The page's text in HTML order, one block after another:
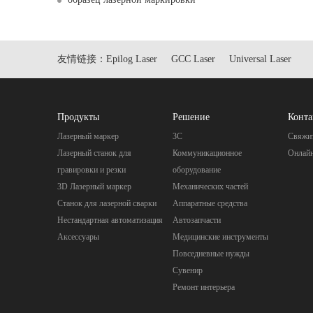
友情链接： Epilog Laser GCC Laser Universal Laser
Продукты
Лазерный маркер
Лазерный станок для
гравировки и резки
3D Лазерный маркер
Станок для лазерной сварки
Нестандартная автоматизация
Аксессуары
Pешение
3C
Коммуникационное
оборудование
Механических частей
Aппаратные средства
Автозапчасти
Mедицинские инструменты
Повседневные нужды
Cувенир
Pемонт интерьера